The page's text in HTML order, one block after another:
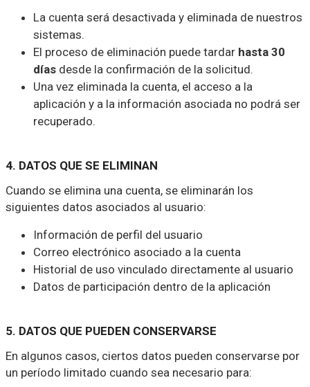
La cuenta será desactivada y eliminada de nuestros
sistemas.
El proceso de eliminación puede tardar hasta 30
días desde la confirmación de la solicitud.
Una vez eliminada la cuenta, el acceso a la
aplicación y a la información asociada no podrá ser
recuperado.
4. DATOS QUE SE ELIMINAN
Cuando se elimina una cuenta, se eliminarán los
siguientes datos asociados al usuario:
Información de perfil del usuario
Correo electrónico asociado a la cuenta
Historial de uso vinculado directamente al usuario
Datos de participación dentro de la aplicación
5. DATOS QUE PUEDEN CONSERVARSE
En algunos casos, ciertos datos pueden conservarse por
un período limitado cuando sea necesario para: